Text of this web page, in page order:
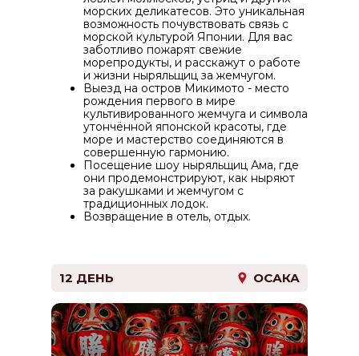
морских деликатесов. Это уникальная
возможность почувствовать связь с
морской культурой Японии. Для вас
заботливо пожарят свежие
морепродукты, и расскажут о работе
и жизни ныряльщиц за жемчугом.
Выезд на остров Микимото - место
рождения первого в мире
культивированного жемчуга и символа
утончённой японской красоты, где
море и мастерство соединяются в
совершенную гармонию.
Посещение шоу ныряльщиц Ама, где
они продемонстрируют, как ныряют
за ракушками и жемчугом с
традиционных лодок.
Возвращение в отель, отдых.
12 ДЕНЬ ОСАКА